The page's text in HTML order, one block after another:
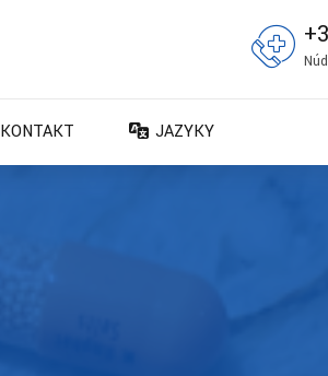
KONTAKT
JAZYKY